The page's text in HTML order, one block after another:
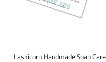
Lashicorn Handmade Soap Care